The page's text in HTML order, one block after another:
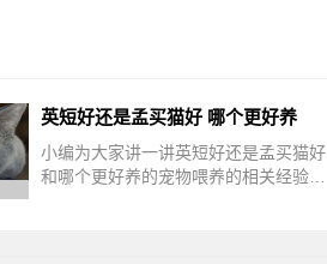
英短好还是孟买猫好 哪个更好养
小编为大家讲一讲英短好还是孟买猫好
和哪个更好养的宠物喂养的相关经验，